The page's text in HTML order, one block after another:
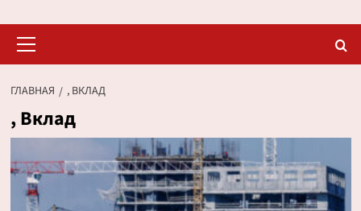
меню
ГЛАВНАЯ , ВКЛАД
, Вклад